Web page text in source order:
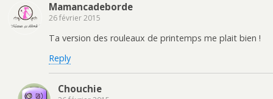
Mamancadeborde
26 février 2015
Ta version des rouleaux de printemps me plait bien !
Reply
Chouchie